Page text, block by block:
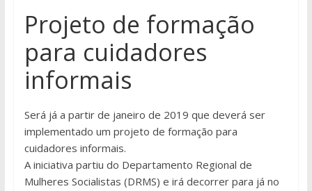
Projeto de formação
para cuidadores
informais
Será já a partir de janeiro de 2019 que deverá ser
implementado um projeto de formação para
cuidadores informais.
A iniciativa partiu do Departamento Regional de
Mulheres Socialistas (DRMS) e irá decorrer para já no